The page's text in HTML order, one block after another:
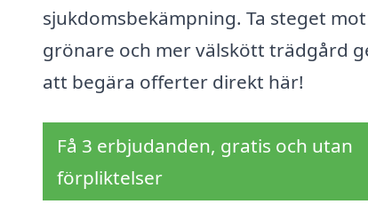
sjukdomsbekämpning. Ta steget
grönare och mer välskött trädgård
att begära offerter direkt här!
Få 3 erbjudanden, gratis och utan
förpliktelser